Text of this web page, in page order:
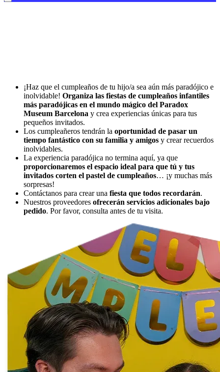
¡Haz que el cumpleaños de tu hijo/a sea aún más paradójico e
inolvidable! Organiza las fiestas de cumpleaños infantiles
más paradójicas en el mundo mágico del Paradox
Museum Barcelona y crea experiencias únicas para tus
pequeños invitados.
Los cumpleañeros tendrán la oportunidad de pasar un
tiempo fantástico con su familia y amigos y crear recuerdos
inolvidables.
La experiencia paradójica no termina aquí, ya que
proporcionaremos el espacio ideal para que tú y tus
invitados corten el pastel de cumpleaños… ¡y muchas más
sorpresas!
Contáctanos para crear una fiesta que todos recordarán.
Nuestros proveedores ofrecerán servicios adicionales bajo
pedido. Por favor, consulta antes de tu visita.